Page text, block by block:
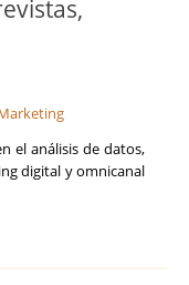
el análisis de datos,
digital y omnicanal